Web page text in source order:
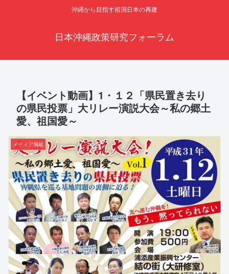
沖縄から目指す祖国日本の再建
日本沖縄政策研究フォーラム
【イベント動画】1・１２「県民置き去り
の県民投票」大リレー演説大会～私の郷土
愛、祖国愛～
メディア掲載